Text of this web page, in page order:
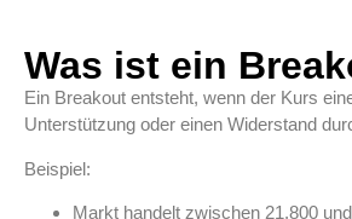
Was ist ein
Ein Breakout entsteht, wenn der Kurs
Unterstützung oder einen Widerstand
Beispiel:
Markt handelt zwischen 21.800